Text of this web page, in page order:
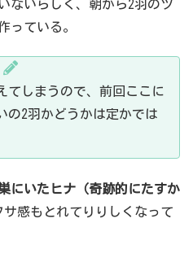
ないらしく、朝から2羽のツ
っている。
てしまうので、前回ここに
の2羽かどうかは定かでは
にいたヒナ（奇跡的にたすか
サ感もとれてりりしくなって